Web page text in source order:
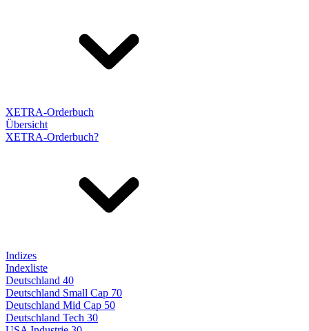
XETRA-Orderbuch
Übersicht
XETRA-Orderbuch?
Indizes
Indexliste
Deutschland 40
Deutschland Small Cap 70
Deutschland Mid Cap 50
Deutschland Tech 30